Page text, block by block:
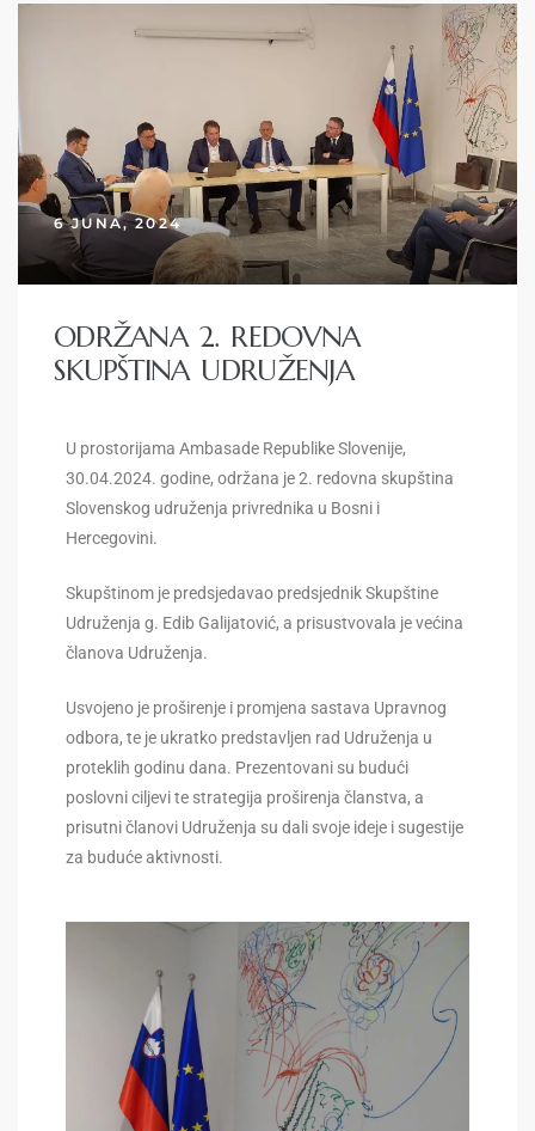
6 JUNA, 2024
ODRŽANA 2. REDOVNA
SKUPŠTINA UDRUŽENJA
U prostorijama Ambasade Republike Slovenije,
30.04.2024. godine, održana je 2. redovna skupština
Slovenskog udruženja privrednika u Bosni i
Hercegovini.
Skupštinom je predsjedavao predsjednik Skupštine
Udruženja g. Edib Galijatović, a prisustvovala je većina
članova Udruženja.
Usvojeno je proširenje i promjena sastava Upravnog
odbora, te je ukratko predstavljen rad Udruženja u
proteklih godinu dana. Prezentovani su budući
poslovni ciljevi te strategija proširenja članstva, a
prisutni članovi Udruženja su dali svoje ideje i sugestije
za buduće aktivnosti.